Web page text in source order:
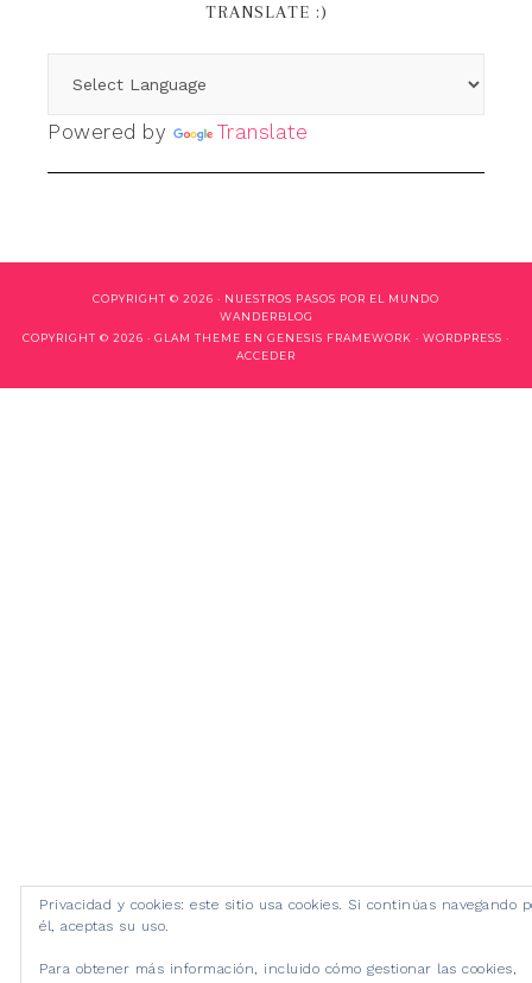
TRANSLATE :)
Powered by Translate
COPYRIGHT © 2026 · NUESTROS PASOS POR EL MUNDO
WANDERBLOG
COPYRIGHT © 2026 · GLAM THEME EN GENESIS FRAMEWORK · WORDPRESS ·
ACCEDER
Privacidad y cookies: este sitio usa cookies. Si continúas navegando
él, aceptas su uso.
Para obtener más información, incluido cómo gestionar las cookies,